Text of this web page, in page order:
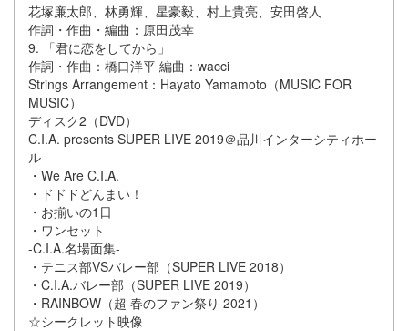
花塚廉太郎、林勇輝、星豪毅、村上貴亮、安⽥啓⼈
作詞・作曲・編曲：原⽥茂幸
9. 「君に恋をしてから」
作詞・作曲：橋⼝洋平 編曲：wacci
Strings Arrangement：Hayato Yamamoto（MUSIC FOR
MUSIC）
ディスク2（DVD）
C.I.A. presents SUPER LIVE 2019＠品川インターシティホー
ル
・We Are C.I.A.
・ドドドどんまい！
・お揃いの1⽇
・ワンセット
-C.I.A.名場⾯集-
・テニス部VSバレー部（SUPER LIVE 2018）
・C.I.A.バレー部（SUPER LIVE 2019）
・RAINBOW（超 春のファン祭り 2021）
☆シークレット映像